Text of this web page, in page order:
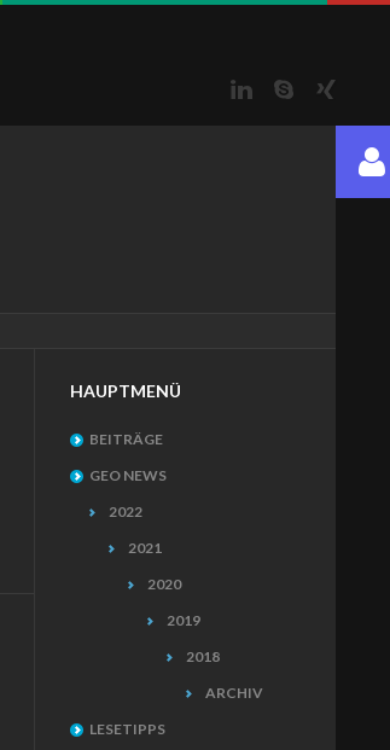
LinkedInSkype
HAUPTMENÜ
BEITRÄGE
GEO NEWS
2022
2021
2020
2019
2018
ARCHIV
LESETIPPS